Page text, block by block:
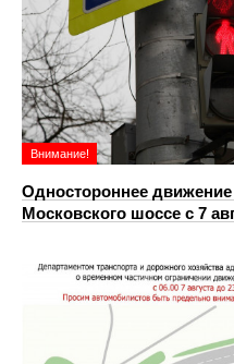
Внимание!
Одностороннее движение
Московского шоссе с 7